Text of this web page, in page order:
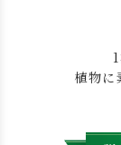
植物